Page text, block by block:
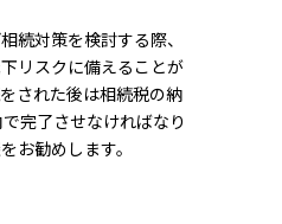
続対策を検討する際、
リスクに備えることが
された後は相続税の納
完了させなければなり
お勧めします。